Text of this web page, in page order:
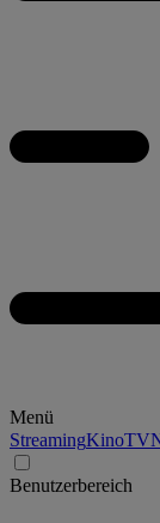
Menü
StreamingKinoTV
Benutzerbereich